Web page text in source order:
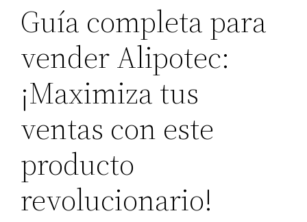
Guía completa para
vender Alipotec:
¡Maximiza tus
ventas con este
producto
revolucionario!